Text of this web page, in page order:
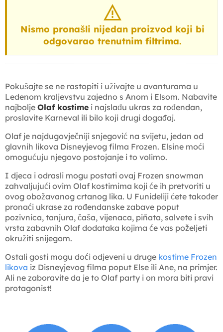
Nismo pronašli nijedan proizvod koji bi
odgovarao trenutnim filtrima.
Pokušajte se ne rastopiti i uživajte u avanturama u
Ledenom kraljevstvu zajedno s Anom i Elsom. Nabavite
najbolje Olaf kostime i najslađu ukras za rođendan,
proslavite Karneval ili bilo koji drugi događaj.
Olaf je najdugovječniji snjegović na svijetu, jedan od
glavnih likova Disneyjevog filma Frozen. Elsine moći
omogućuju njegovo postojanje i to volimo.
I djeca i odrasli mogu postati ovaj Frozen snowman
zahvaljujući ovim Olaf kostimima koji će ih pretvoriti u
ovog obožavanog crtanog lika. U Funideliji ćete također
pronaći ukrase za rođendanske zabave poput
pozivnica, tanjura, čaša, vijenaca, piñata, salvete i svih
vrsta zabavnih Olaf dodataka kojima će vas poželjeti
okružiti snijegom.
Ostali gosti mogu doći odjeveni u druge kostime Frozen
likova iz Disneyjevog filma poput Else ili Ane, na primjer.
Ali ne zaboravite da je to Olaf party i on mora biti pravi
protagonist!